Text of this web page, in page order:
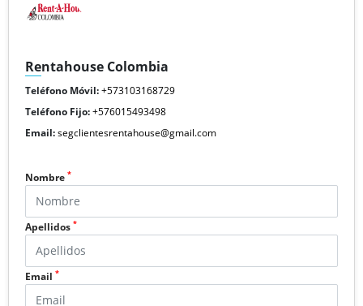
Rentahouse Colombia
Teléfono Móvil:+573103168729
Teléfono Fijo:+576015493498
Email:segclientesrentahouse@gmail.com
Nombre *
Apellidos *
Email *